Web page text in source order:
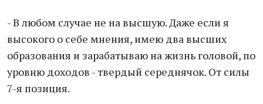
- В любом случае не на высшую. Даже если я
высокого о себе мнения, имею два высших
образования и зарабатываю на жизнь головой, по
уровню доходов - твердый середнячок. От силы
7-я позиция.